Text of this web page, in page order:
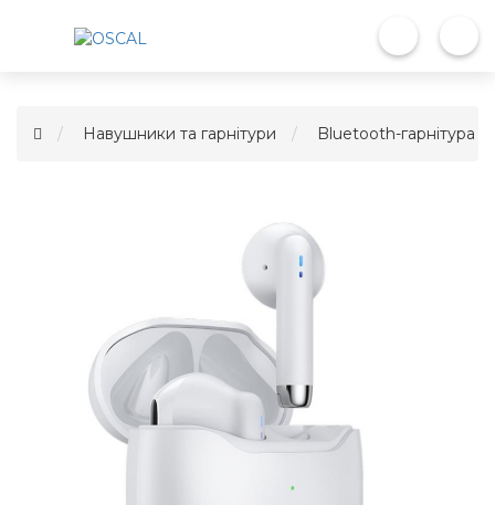
Навушники та гарнітури Bluetooth-гарнітура